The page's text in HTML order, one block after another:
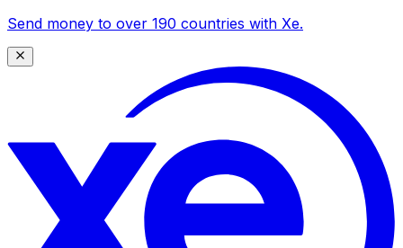
Send money to over 190 countries with Xe.